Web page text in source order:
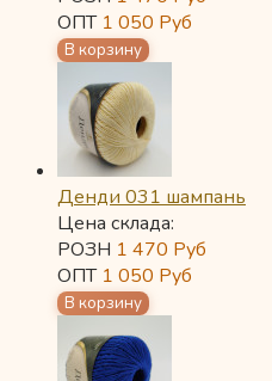
ОПТ 1 050 Руб
Денди 031 шампань
Цена склада:
РОЗН 1 470 Руб
ОПТ 1 050 Руб